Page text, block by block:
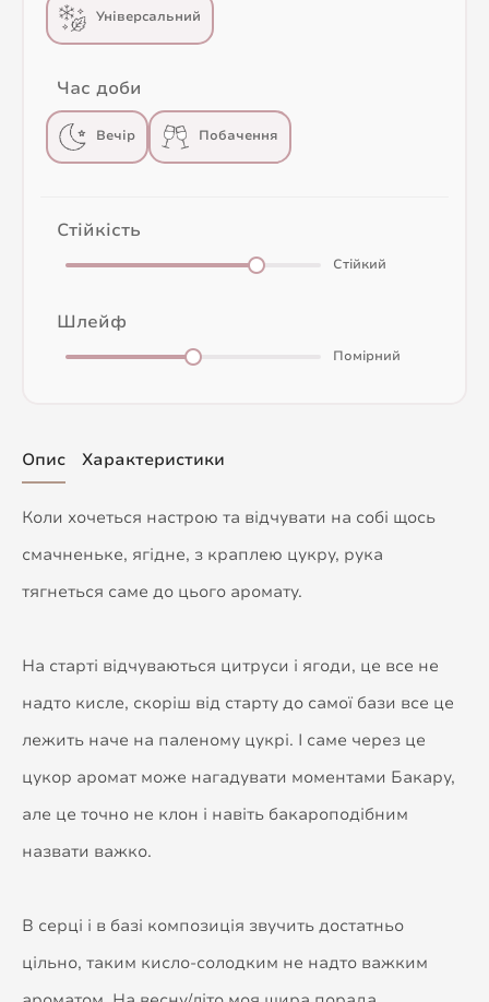
Універсальний
Час доби
Вечір Побачення
Стійкість
Стійкий
Шлейф
Помірний
Опис Характеристики
Коли хочеться настрою та відчувати на собі щось
смачненьке, ягідне, з краплею цукру, рука
тягнеться саме до цього аромату.
На старті відчуваються цитруси і ягоди, це все не
надто кисле, скоріш від старту до самої бази все це
лежить наче на паленому цукрі. І саме через це
цукор аромат може нагадувати моментами Бакару,
але це точно не клон і навіть бакароподібним
назвати важко.
В серці і в базі композиція звучить достатньо
цільно, таким кисло-солодким не надто важким